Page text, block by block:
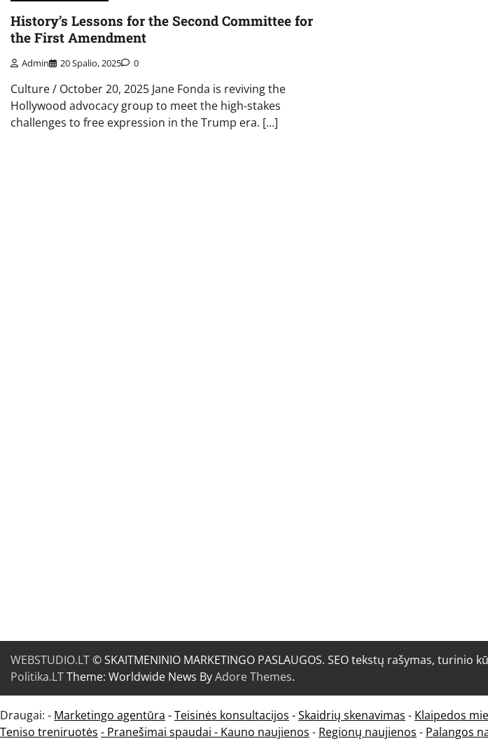
History’s Lessons for the Second Committee for
the First Amendment
Admin 20 Spalio, 2025 0
Culture / October 20, 2025 Jane Fonda is reviving the
Hollywood advocacy group to meet the high-stakes
challenges to free expression in the Trump era. […]
WEBSTUDIO.LT© SKAITMENINIO MARKETINGO PASLAUGOS. SEO tekstų rašymas,
Politika.LTTheme: Worldwide News ByAdore Themes.
Draugai: - Marketingo agentūra -Teisinės konsultacijos -Skaidrių skenavimas - Klaipedos
Teniso treniruotės - Pranešimai spaudai - Kauno naujienos - Regionų naujienos - Palangos